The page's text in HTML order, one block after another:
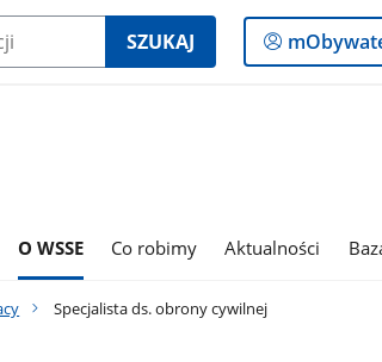
SZUKAJ
do
O WSSE Co robimy Aktualności
Specjalista ds. obrony cywilnej